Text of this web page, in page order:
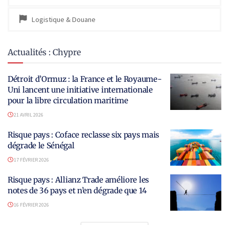
Logistique & Douane
Actualités : Chypre
Détroit d’Ormuz : la France et le Royaume-
Uni lancent une initiative internationale
pour la libre circulation maritime
21 AVRIL 2026
Risque pays : Coface reclasse six pays mais
dégrade le Sénégal
17 FÉVRIER 2026
Risque pays : Allianz Trade améliore les
notes de 36 pays et n’en dégrade que 14
16 FÉVRIER 2026